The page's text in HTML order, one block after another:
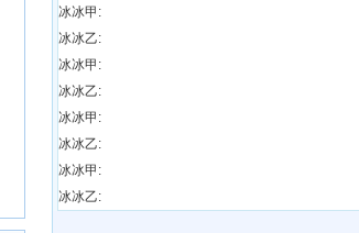
冰冰甲:
冰冰乙:
冰冰甲:
冰冰乙:
冰冰甲:
冰冰乙:
冰冰甲:
冰冰乙: